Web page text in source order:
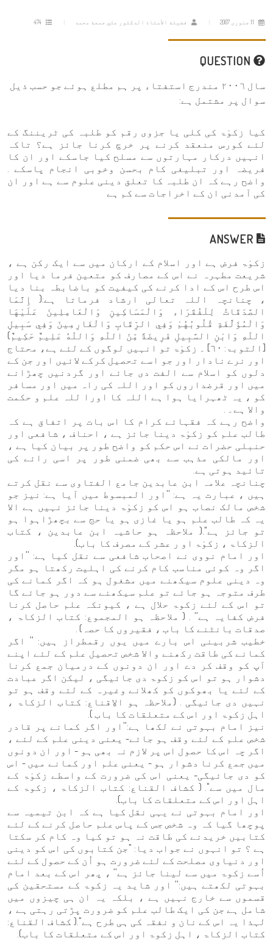
فضيلة الأستاذ الدكتور علي جمعة محمد
سال ٢٠٠٦ مندرج استفتاء پر ہم مطلع ہوئے جو حسب ذیل
سوال پر مشتمل ہے:
کیا زکوٰۃ کی کلی یا جزوی رقم کو طلبہ کی ٹریننگ کے
لئے کورس منعقد کرنے پر خرچ کرنا جائز ہے؟ تاکہ
انہیں درکار مہارتوں سے مسلح کیا جاسکے اور ان کا
فریضہ اور تبلیغی کام بحسن وخوبی انجام پاسکے .
واضح رہے کہ ان طلبہ کا تعلق دینی علوم سے ہے اور ان
کی آمدنی ان کے اخراجات سے کم ہے
زکوٰۃ فرض ہے اور اسلام کے ارکان میں سے ایک رکن ہے ،
شریعت مطہرہ نے اس کے مصارف کو متعین فرما دیا اور
اس طرح اس کے ادا کرنے کی کیفیت کو باضابطہ بنا دیا
، چنانچہ اللہ تعالی ارشاد فرماتا ہے:( إِنَّمَا
الصَّدَقَاتُ لِلْفُقَرَاء وَالْمَسَاكِينِ وَالْعَامِلِينَ عَلَيْهَا
وَالْمُؤَلَّفَةِ قُلُوبُهُمْ وَفِي الرِّقَابِ وَالْغَارِمِينَ وَفِي سَبِيلِ
اللّهِ وَابْنِ السَّبِيلِ فَرِيضَةً مِّنَ اللّهِ وَاللّهُ عَلِيمٌ حَكِيمٌ)
[التوبۃ: ٦٠] ۔ زکوٰۃ تو انہیں لوگوں کے لئے ہے، محتاج
اور نرے نادار اور جو اسے تحصیل کرکے لائیں اور جن کے
دلوں کو اسلام سے الفت دی جائے اور گردنیں چھڑانے
میں اور قرضداروں کو اور اللہ کی راہ میں اور مسافر
کو ، یہ ٹھہرایا ہوا ہے اللہ کا اورا للہ علم و حکمت
والا ہے۔ .
واضح رہے کہ فقہائے کرام کا اس بات پر اتفاق ہے کہ
طالب علم کو زکوٰۃ دینا جائز ہے ، احناف ، شافعی اور
حنبلی حضرات نے اس حکم کو واضح طور پر بیان کیا ہے ،
اور مالکی مذہب سے بھی ضمنی طور پر اسی رائے کی
تائید ہوتی ہے.
چنانچہ علامہ ابن عابدین جامع الفتاوی سے نقل کرتے
ہیں ، عبارت یہ ہے: ''اور المبسوط میں آیا ہے: نیز جو
شخص مالک نصاب ہو اس کو زکوٰۃ دینا جائز نہیں ہے الا
یہ کہ طالب علم ہو یا غازی ہو یا حج سے بچھڑاہوا ہو
تو جائز ہے''.( ملاحظہ ہو حاشیہ ابن عابدین ، کتاب
الزکاۃ ، زکوٰۃ او ر عشر کے مصرف کا باب).
اور امام نووی نے اصحاب شافعی سے نقل کیا ہے: ''اور
اگر وہ کوئی مناسب کام کرنے کی اہلیت رکھتا ہو مگر
وہ دینی علوم سیکھنے میں مشغول ہو کہ اگر کمانے کی
طرف متوجہ ہو جائے تو علم سیکھنے سے دور ہو جائے گا
تو اس کے لئے زکوۃ حلال ہے ، کیونکہ علم حاصل کرنا
فرض کفایہ ہے'' . ( ملاحظہ ہو المجموع: کتاب الزکاۃ ،
صدقات بانٹنے کا باب ، فقیروں کا حصہ) .
خطیب شربینی اس بارے ميں يوں رقمطراز ہیں: '' اگر
کمانے کی طاقت رکھنے والا شخص تحصیل علم کے لئے اپنے
آپ کو وقف کر دے اور ان دونوں کے درمیان جمع کرنا
دشوار ہو تو اس کو زکوۃ دی جائیگی ، لیکن اگر عبادت
کے لئے یا بھوکوں کو کھلانے وغیرہ کے لئے وقف ہو تو
نہیں دی جائیگی . (ملاحظہ ہو الاِقناع: کتاب الزکاۃ ،
اہل زکوۃ اور اس کے متعلقات کا باب ).
نیز امام بہوتی نے لکھا ہے:''اور اگر کمانے پر قادر
شخص علم کے لئے وقف ہو جائے- یعنی دینی علم کے لئے ،
اگر چہ اس کا حصول اس پر لازم نہ بھی ہو - اور ان دونوں
میں جمع کرنا دشوار ہو - یعنی علم اور کمانے میں - اس
کو دی جائیگی- یعنی اس کی ضرورت کے واسطے زکوٰۃ کے
مال میں سے''. ( کشاف القناع: کتاب الزکاۃ ، زکوۃ کے
اہل اور اس کے متعلقات کا باب).
اور امام بہوتی نے يہی نقل کیا ہے کہ ابن تیمیہ سے
پوچھا گیا کہ وہ شخص جس کے پاس علم حاصل کرنے کے لئے
کتابیں خریدنے کی طاقت نہ ہو تو کیا وہ کام کر سکتا
ہے ؟ تو انہوں نے جواب دیا: "جن کتابوں کی اس کو دینی
اور دنیاوی مصلحت کے لئے ضرورت ہو اُن کے حصول کے لئے
اُسے زکوۃ میں سے لینا جائز ہے'' ، پھر اس کے بعد امام
بہوتی لکھتے ہیں:'' اور شاید یہ زکوۃ کے مستحقین کی
قسموں سے خارج نہیں ہے ، بلکہ یہ ان ہی چیزوں میں
شامل ہے جن کی ایک طالب علم کو ضرورت پڑتی رہتی ہے ،
لہذا یہ اس کے نان و نفقہ کی ہی طرح ہے''.( کشاف القناع:
کتاب الزکاۃ ، اہل زکوۃ اور اس کے متعلقات کا باب).